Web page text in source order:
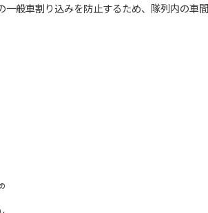
般車割り込みを防止するため、隊列内の車間